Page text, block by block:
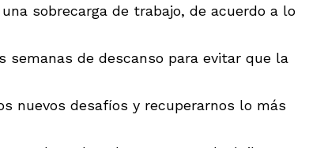
sobrecarga de trabajo, de acuerdo a lo
semanas de descanso para evitar que la
nuevos desafíos y recuperarnos lo más